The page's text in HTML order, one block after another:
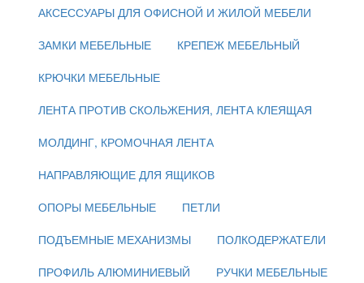
АКСЕССУАРЫ ДЛЯ ОФИСНОЙ И ЖИЛОЙ МЕБЕЛИ
ЗАМКИ МЕБЕЛЬНЫЕ
КРЕПЕЖ МЕБЕЛЬНЫЙ
КРЮЧКИ МЕБЕЛЬНЫЕ
ЛЕНТА ПРОТИВ СКОЛЬЖЕНИЯ, ЛЕНТА КЛЕЯЩАЯ
МОЛДИНГ, КРОМОЧНАЯ ЛЕНТА
НАПРАВЛЯЮЩИЕ ДЛЯ ЯЩИКОВ
ОПОРЫ МЕБЕЛЬНЫЕ
ПЕТЛИ
ПОДЪЕМНЫЕ МЕХАНИЗМЫ
ПОЛКОДЕРЖАТЕЛИ
ПРОФИЛЬ АЛЮМИНИЕВЫЙ
РУЧКИ МЕБЕЛЬНЫЕ